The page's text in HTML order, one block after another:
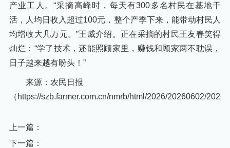
产业工人。“采摘高峰时，每天有300多名村民在基地干
活，人均日收入超过100元，整个产季下来，能带动村民人
均增收大几万元。”王威介绍。正在采摘的村民王友春笑得
灿烂：“学了技术，还能照顾家里，赚钱和顾家两不耽误，
日子越来越有盼头！”
来源：农民日报
（https://szb.farmer.com.cn/nmrb/html/2026/20260602/
上一篇：
下一篇：